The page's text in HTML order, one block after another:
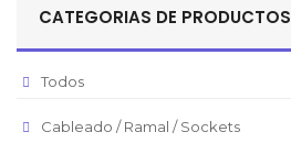
Pesos Mexicanos
Euro
CATEGORIAS DE PRODUCTOS
Todos
Cableado / Ramal / Sockets